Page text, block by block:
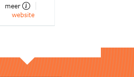
meer
website